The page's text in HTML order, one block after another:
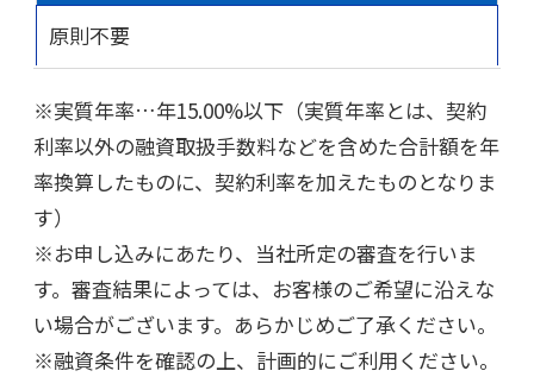
原則不要
※実質年率…年15.00%以下（実質年率とは、契約
利率以外の融資取扱手数料などを含めた合計額を年
率換算したものに、契約利率を加えたものとなりま
す）
※お申し込みにあたり、当社所定の審査を行いま
す。審査結果によっては、お客様のご希望に沿えな
い場合がございます。あらかじめご了承ください。
※融資条件を確認の上、計画的にご利用ください。